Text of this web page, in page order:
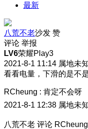
最新
八荒不老沙发 赞
评论 举报
LV6荣耀Play3
2021-8-1 11:14 属地未
看看电量，下滑的是不
RCheung : 肯定不会呀
2021-8-1 12:38 属地未
八荒不老 评论 RCheung